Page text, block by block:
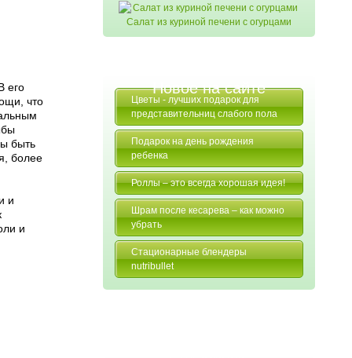
его
что
быть
более
и
и
Салат из куриной печени с огурцами
Новое на сайте
Цветы - лучших подарок для
представительниц слабого пола
Подарок на день рождения
ребенка
Роллы – это всегда хорошая идея!
Шрам после кесарева – как можно
убрать
Стационарные блендеры
nutribullet